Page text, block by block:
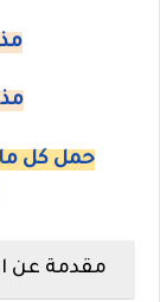
حمل كل
مقدمة عن